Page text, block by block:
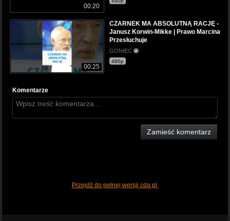
00:20
00:25
CZARNEK MA ABSOLUTNĄ RACJĘ -
Janusz Korwin-Mikke | Prawo Marcina
Przesłuchuje
GONIEC
480p
Komentarze
Zamieść komentarz
Przejdź do pełnej wersji cda.pl